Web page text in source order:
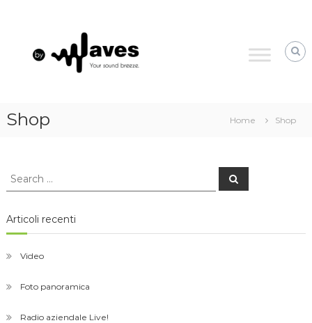
breeze
Shop Home Shop
Search
Search
Articoli recenti
Video
Foto panoramica
Radio aziendale Live!